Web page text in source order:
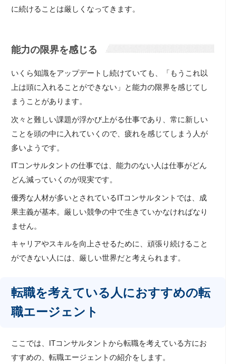
に続けることは厳しくなってきます。
能力の限界を感じる
いくら知識をアップデートし続けていても、「もうこれ以
上は頭に入れることができない」と能力の限界を感じてし
まうことがあります。
次々と難しい課題が浮かび上がる仕事であり、常に新しい
ことを頭の中に入れていくので、疲れを感じてしまう人が
多いようです。
ITコンサルタントの仕事では、能力のない人は仕事がどん
どん減っていくのが現実です。
優秀な人材が多いとされているITコンサルタントでは、成
果主義が基本。厳しい競争の中で生きていかなければなり
ません。
キャリアやスキルを向上させるために、頑張り続けること
ができない人には、厳しい世界だと考えられます。
転職を考えている人におすすめの転
職エージェント
ここでは、ITコンサルタントから転職を考えている方にお
すすめの、転職エージェントの紹介をします。